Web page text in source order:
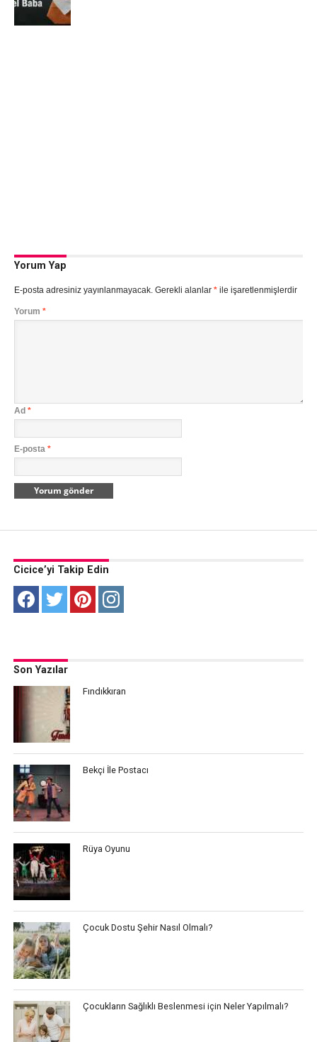
Yorum Yap
E-posta adresiniz yayınlanmayacak. Gerekli alanlar *ile işaretlenmişlerdir
Yorum *
Ad *
E-posta *
Cicice’yi Takip Edin
Son Yazılar
Fındıkkıran
Bekçi İle Postacı
Rüya Oyunu
Çocuk Dostu Şehir Nasıl Olmalı?
Çocukların Sağlıklı Beslenmesi için Neler Yapılmalı?